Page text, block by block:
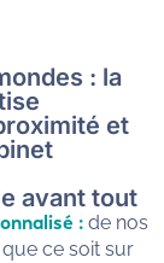
: la
et
avant tout
: de nos
ce soit sur